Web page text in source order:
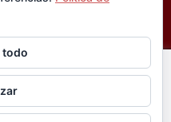
Todos los derechos
analíticas, propias y de
sus hábitos de navegación
servicios y su experiencia
todo